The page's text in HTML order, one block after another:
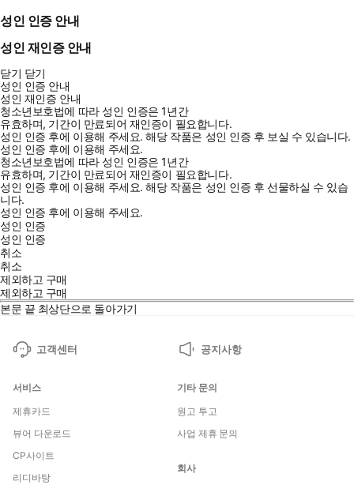
성인 인증 안내
성인 재인증 안내
닫기 닫기
성인 인증 안내
성인 재인증 안내
청소년보호법에 따라 성인 인증은 1년간
유효하며, 기간이 만료되어 재인증이 필요합니다.
성인 인증 후에 이용해 주세요.해당 작품은 성인 인증 후 보실 수 있습니다.
성인 인증 후에 이용해 주세요.
청소년보호법에 따라 성인 인증은 1년간
유효하며, 기간이 만료되어 재인증이 필요합니다.
성인 인증 후에 이용해 주세요.해당 작품은 성인 인증 후 선물하실 수 있습
니다.
성인 인증 후에 이용해 주세요.
성인 인증
성인 인증
취소
취소
제외하고 구매
제외하고 구매
본문 끝 최상단으로 돌아가기
고객센터 공지사항
서비스
제휴카드
뷰어 다운로드
CP사이트
리디바탕
기타 문의
원고 투고
사업 제휴 문의
회사